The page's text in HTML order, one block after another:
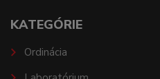
KATEGÓRIE
Ordinácia